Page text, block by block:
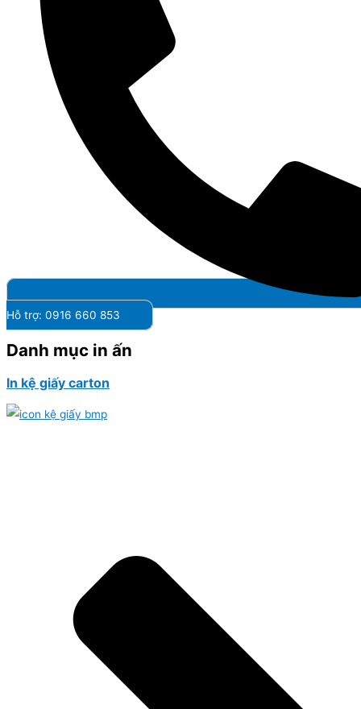
Hỗ trợ: 0916 660 853
Danh mục in ấn
In kệ giấy carton